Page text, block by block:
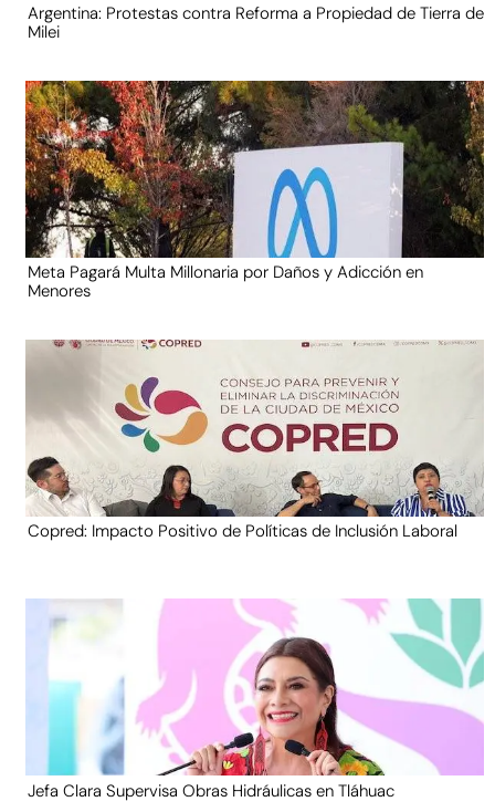
Argentina: Protestas contra Reforma a Propiedad de Tierra de
Milei
Meta Pagará Multa Millonaria por Daños y Adicción en
Menores
Copred: Impacto Positivo de Políticas de Inclusión Laboral
Jefa Clara Supervisa Obras Hidráulicas en Tláhuac